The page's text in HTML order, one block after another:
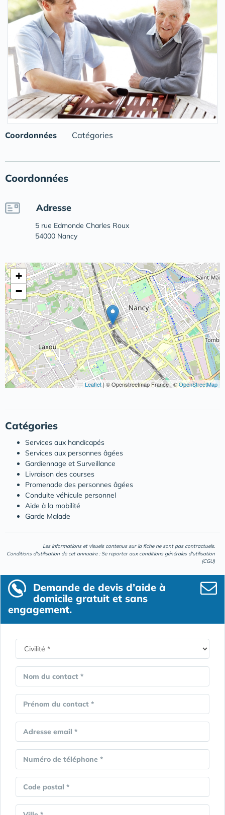
Coordonnées Catégories
Coordonnées
Adresse
5 rue Edmonde Charles Roux
54000 Nancy
+
−
Leaflet | © Openstreetmap France | ©OpenStreetMap
Catégories
Services aux handicapés
Services aux personnes âgées
Gardiennage et Surveillance
Livraison des courses
Promenade des personnes âgées
Conduite véhicule personnel
Aide à la mobilité
Garde Malade
Les informations et visuels contenus sur la fiche ne sont pas contractuels.
Conditions d'utilisation de cet annuaire : Se reporter aux conditions générales d'utilisation
(CGU)
Demande de devis d’aide à
domicile gratuit et sans
engagement.
Nom du contact *
Prénom du contact *
Adresse email *
Numéro de téléphone *
Code postal *